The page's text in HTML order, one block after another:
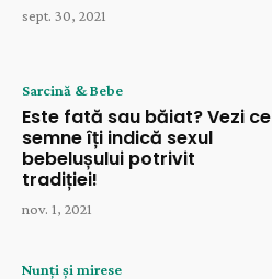
sept. 30, 2021
Sarcină & Bebe
Este fată sau băiat? Vezi ce
semne îți indică sexul
bebelușului potrivit
tradiției!
nov. 1, 2021
Nunți și mirese